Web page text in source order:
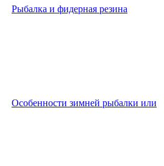
Рыбалка и фидерная резина
Особенности зимней рыбалки или